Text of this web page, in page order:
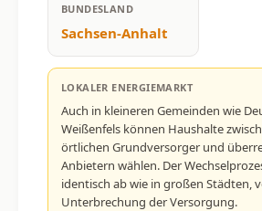
BUNDESLAND
Sachsen-Anhalt
LOKALER ENERGIEMARKT
Auch in kleineren Gemeinden wie
Weißenfels können Haushalte
örtlichen Grundversorger und
Anbietern wählen. Der
identisch ab wie in großen Städten,
Unterbrechung der Versorgung.